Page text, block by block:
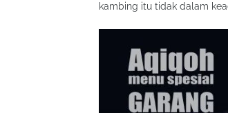
kambing itu tidak dalam